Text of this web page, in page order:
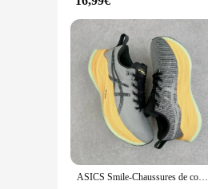
ASICS Smile-Chaussures de course pour hommes et femmes, baskets basses, anti-ald, respirantes, légères, sans luminelace, rencontre